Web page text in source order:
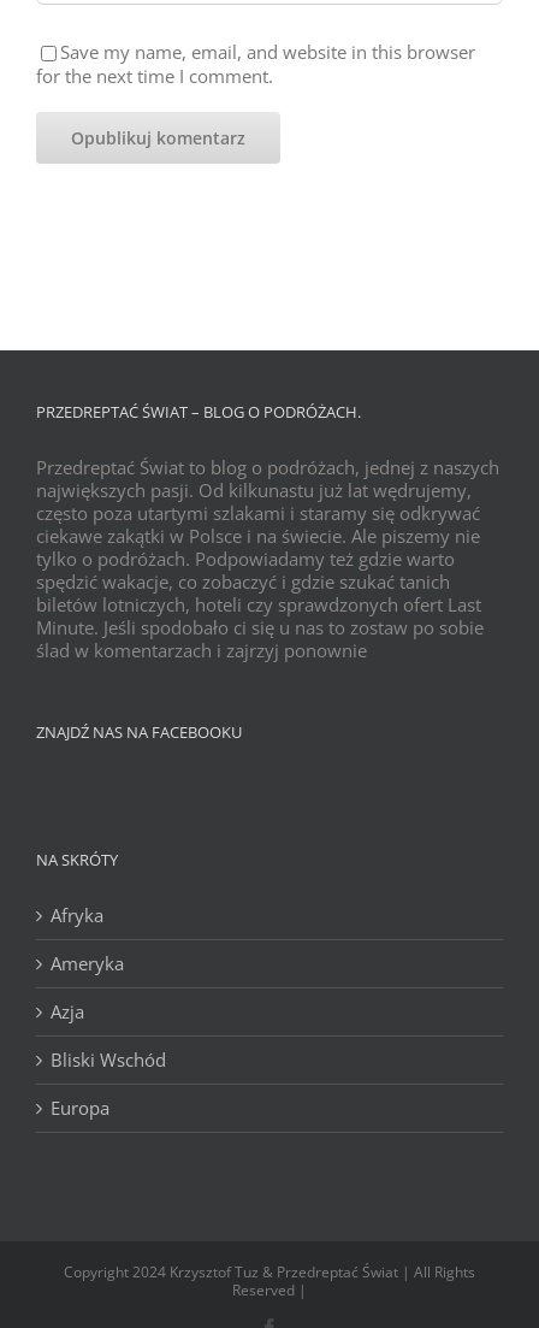
Save my name, email, and website in this browser
for the next time I comment.
PRZEDREPTAĆ ŚWIAT – BLOG O PODRÓŻACH.
Przedreptać Świat to blog o podróżach, jednej z naszych
największych pasji. Od kilkunastu już lat wędrujemy,
często poza utartymi szlakami i staramy się odkrywać
ciekawe zakątki w Polsce i na świecie. Ale piszemy nie
tylko o podróżach. Podpowiadamy też gdzie warto
spędzić wakacje, co zobaczyć i gdzie szukać tanich
biletów lotniczych, hoteli czy sprawdzonych ofert Last
Minute. Jeśli spodobało ci się u nas to zostaw po sobie
ślad w komentarzach i zajrzyj ponownie
ZNAJDŹ NAS NA FACEBOOKU
NA SKRÓTY
Afryka
Ameryka
Azja
Bliski Wschód
Europa
Copyright 2024 Krzysztof Tuz & Przedreptać Świat | All Rights
Reserved |